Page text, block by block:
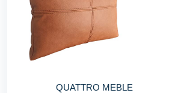
QUATTRO MEBLE